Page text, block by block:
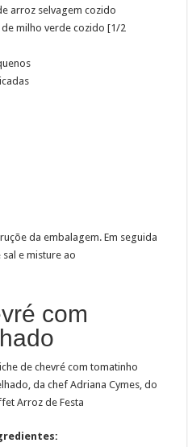
arroz selvagem cozido
de milho verde cozido [1/2
da embalagem. Em seguida
e misture ao
com
de chevré com tomatinho
da chef Adriana Cymes, do
Arroz de Festa